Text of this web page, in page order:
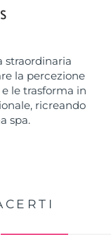
straordinaria
la percezione
le trasforma in
ricreando
spa.